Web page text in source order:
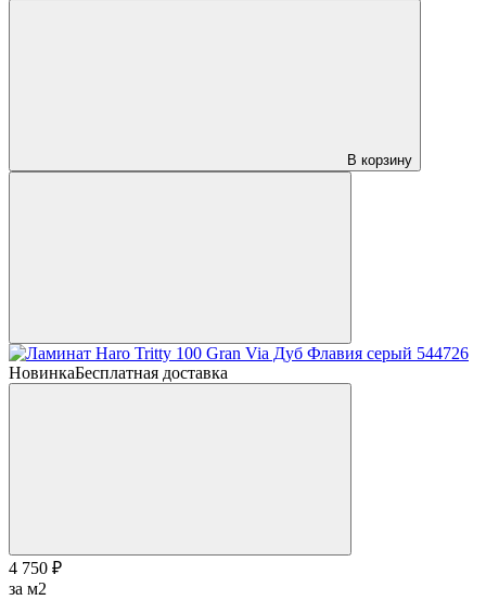
В корзину
НовинкаБесплатная доставка
4 750 ₽
за м2